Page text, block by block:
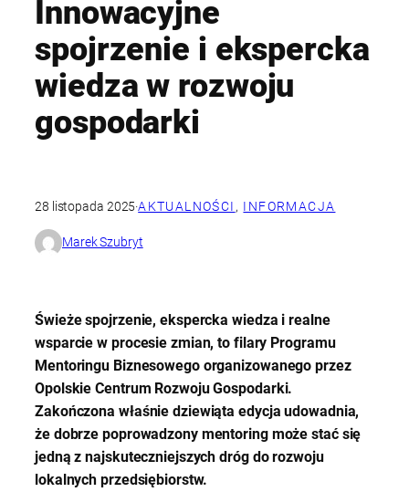
Innowacyjne
spojrzenie i ekspercka
wiedza w rozwoju
gospodarki
28 listopada 2025·AKTUALNOŚCI , INFORMACJA
Marek Szubryt
Świeże spojrzenie, ekspercka wiedza i realne
wsparcie w procesie zmian, to filary Programu
Mentoringu Biznesowego organizowanego przez
Opolskie Centrum Rozwoju Gospodarki.
Zakończona właśnie dziewiąta edycja udowadnia,
że dobrze poprowadzony mentoring może stać się
jedną z najskuteczniejszych dróg do rozwoju
lokalnych przedsiębiorstw.